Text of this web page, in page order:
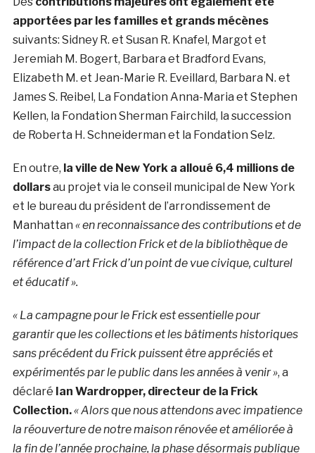
apportées par les familles et grands mécènes
suivants: Sidney R. et Susan R. Knafel, Margot et
Jeremiah M. Bogert, Barbara et Bradford Evans,
Elizabeth M. et Jean-Marie R. Eveillard, Barbara N. et
James S. Reibel, La Fondation Anna-Maria et Stephen
Kellen, la Fondation Sherman Fairchild, la succession
de Roberta H. Schneiderman et la Fondation Selz.
En outre, la ville de New York a alloué 6,4 millions de
dollarsau projet via le conseil municipal de New York
et le bureau du président de l’arrondissement de
Manhattan « en reconnaissance des contributions et de
l’impact de la collection Frick et de la bibliothèque de
référence d’art Frick d’un point de vue civique, culturel
et éducatif ».
« La campagne pour le Frick est essentielle pour
garantir que les collections et les bâtiments historiques
sans précédent du Frick puissent être appréciés et
expérimentés par le public dans les années à venir », a
déclaré Ian Wardropper, directeur de la Frick
Collection.« Alors que nous attendons avec impatience
la réouverture de notre maison rénovée et améliorée à
la fin de l’année prochaine, la phase désormais publique